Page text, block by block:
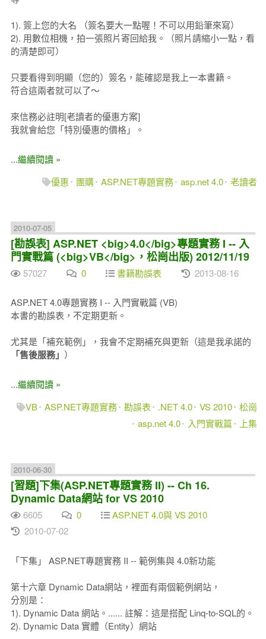
1). 簽上您的大名 （簽名要大一點喔！不可以用鉛筆來寫）
2). 用數位相機，拍一張照片寄回給我。（照片請縮小一點，看
的清楚即可）
只要看得到明顯（您的）簽名，能確認是我上一本書籍。
符合這兩者就可以了～
來信務必註明[老讀者的優惠方案]
我就會給您「特別優惠的價格」。
...繼續閱讀 »
優惠
團購 ASP.NET專題實務 asp.net 4.0 老讀者
2010-07-05
[勘誤表] ASP.NET <big>4.0</big>專題實務 I -- 入
門實戰篇 (<big>VB</big>，松崗出版) 2012/11/19
57027 0 書籍勘誤表 2013-08-16
ASP.NET 4.0專題實務 I -- 入門實戰篇 (VB)
本書的勘誤表，不定期更新。
尤其是「補充範例」，我會不定期補充與更新（這是我承諾的
「售後服務」 ）
...繼續閱讀 »
VB ASP.NET專題實務 勘誤表 .NET 4.0 VS 2010 松崗
asp.net 4.0
入門實戰篇 上集
2010-06-30
[習題]下集(ASP.NET專題實務 II) -- Ch 16.
Dynamic Data網站 for VS 2010
6605 0
ASP.NET 4.0與 VS 2010
2010-07-02
「下集」 ASP.NET專題實務 II -- 範例集與 4.0新功能
第十六章 Dynamic Data網站，裡面有兩個範例網站，
分別是：
1). Dynamic Data 網站。...... 註解：這是搭配 Linq-to-SQL的。
2). Dynamic Data 實體（Entity）網站